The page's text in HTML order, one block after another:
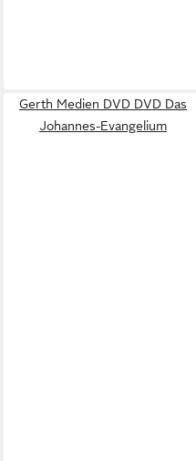
Gerth Medien DVD DVD Das
Johannes-Evangelium